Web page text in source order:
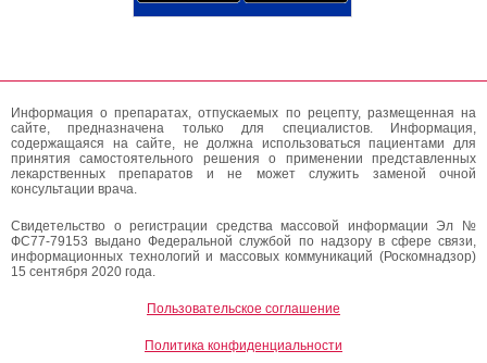
Информация о препаратах, отпускаемых по рецепту, размещенная на
сайте, предназначена только для специалистов. Информация,
содержащаяся на сайте, не должна использоваться пациентами для
принятия самостоятельного решения о применении представленных
лекарственных препаратов и не может служить заменой очной
консультации врача.
Свидетельство о регистрации средства массовой информации Эл №
ФС77-79153 выдано Федеральной службой по надзору в сфере связи,
информационных технологий и массовых коммуникаций (Роскомнадзор)
15 сентября 2020 года.
Пользовательское соглашение
Политика конфиденциальности